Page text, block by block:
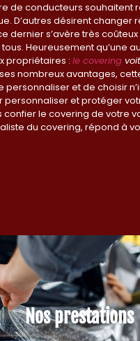
de conducteurs souhaitent
D’autres désirent changer
dernier s’avère très coûteux
Heureusement qu’une
propriétaires : le covering
nombreux avantages,
personnaliser et de choisir
personnaliser et protéger
le covering de votre
du covering, répond à
Nos prestations